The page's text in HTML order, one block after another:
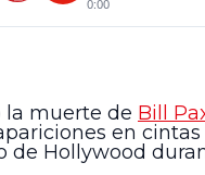
0:00
la muerte de Bill
en
Hollywood